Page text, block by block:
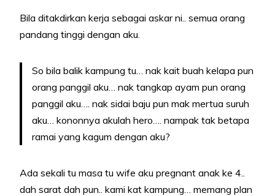
Bila ditakdirkan kerja sebagai askar ni.. semua orang
pandang tinggi dengan aku.
So bila balik kampung tu… nak kait buah kelapa pun
orang panggil aku… nak tangkap ayam pun orang
panggil aku…. nak sidai baju pun mak mertua suruh
aku… kononnya akulah hero…. nampak tak betapa
ramai yang kagum dengan aku?
Ada sekali tu masa tu wife aku pregnant anak ke 4..
dah sarat dah pun.. kami kat kampung… memang plan